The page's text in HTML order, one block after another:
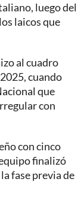
luego del
laicos que
al cuadro
cuando
que
con
con cinco
finalizó
fase previa de